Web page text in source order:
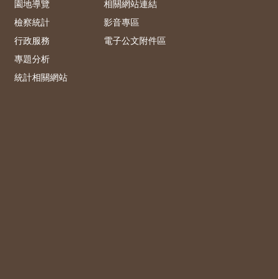
園地導覽
檢察統計
行政服務
專題分析
統計相關網站
相關網站連結
影音專區
電子公文附件區